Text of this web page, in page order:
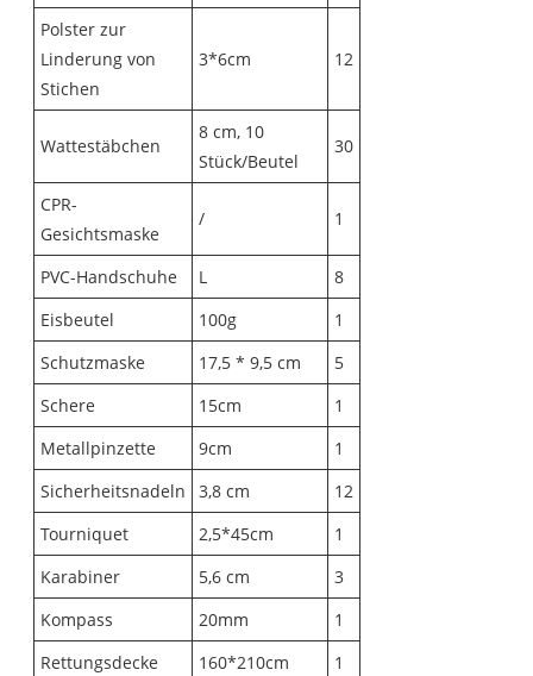
Polster zur
Linderung von
Stichen
3*6cm 12
Wattestäbchen
8 cm, 10
Stück/Beutel
30
CPR-
Gesichtsmaske
/ 1
PVC-Handschuhe L
8
Eisbeutel
100g
1
Schutzmaske
17,5 * 9,5 cm
5
Schere
15cm
1
Metallpinzette
9cm
1
Sicherheitsnadeln
3,8 cm
12
Tourniquet
2,5*45cm
1
Karabiner
5,6 cm
3
Kompass
20mm
1
Rettungsdecke
160*210cm
1